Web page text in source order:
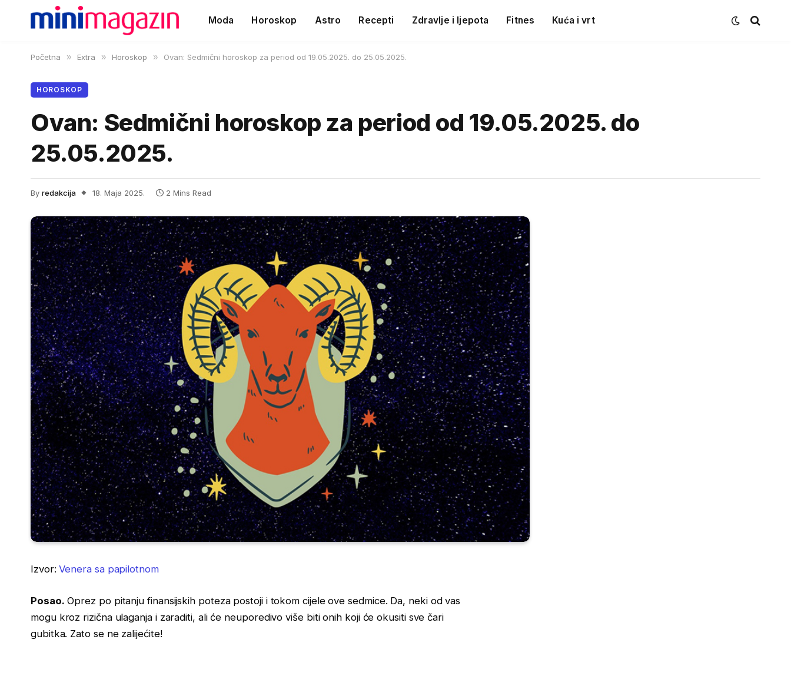
Moda Horoskop Astro Recepti Zdravlje i ljepota Fitnes Kuća i vrt
Početna » Extra » Horoskop » Ovan: Sedmični horoskop za period od 19.05.2025. do 25.05.2025.
HOROSKOP
Ovan: Sedmični horoskop za period od 19.05.2025. do
25.05.2025.
By redakcija 18. Maja 2025. 2 Mins Read
Izvor:Venera sa papilotnom
Posao. Oprez po pitanju finansijskih poteza postoji i tokom cijele ove sedmice. Da, neki od vas
mogu kroz rizična ulaganja i zaraditi, ali će neuporedivo više biti onih koji će okusiti sve čari
gubitka. Zato se ne zalijećite!